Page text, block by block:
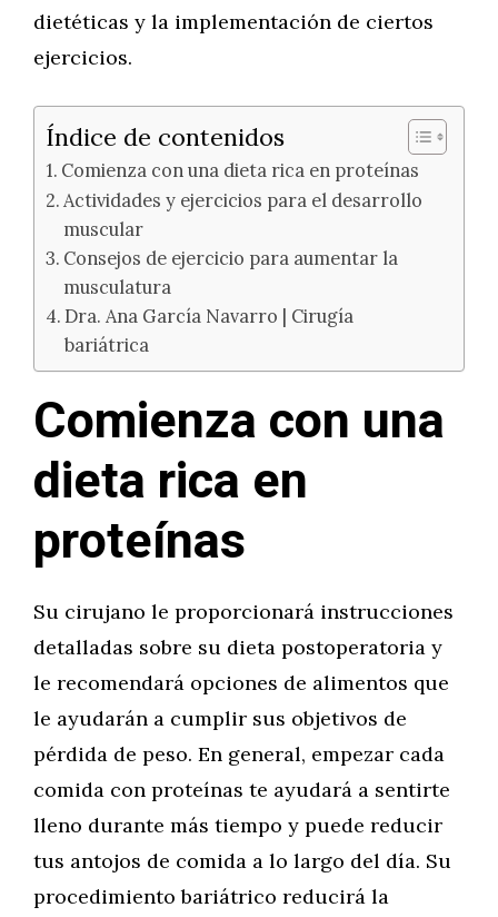
dietéticas y la implementación de ciertos
ejercicios.
Índice de contenidos
Comienza con una dieta rica en proteínas
Actividades y ejercicios para el desarrollo
muscular
Consejos de ejercicio para aumentar la
musculatura
Dra. Ana García Navarro | Cirugía
bariátrica
Comienza con una
dieta rica en
proteínas
Su cirujano le proporcionará instrucciones
detalladas sobre su dieta postoperatoria y
le recomendará opciones de alimentos que
le ayudarán a cumplir sus objetivos de
pérdida de peso. En general, empezar cada
comida con proteínas te ayudará a sentirte
lleno durante más tiempo y puede reducir
tus antojos de comida a lo largo del día. Su
procedimiento bariátrico reducirá la